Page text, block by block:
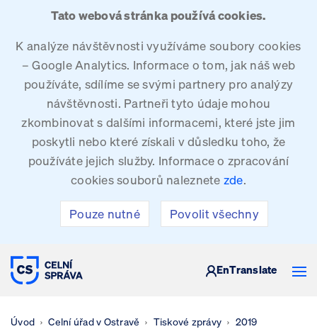
Tato webová stránka používá cookies.
K analýze návštěvnosti využíváme soubory cookies
– Google Analytics. Informace o tom, jak náš web
používáte, sdílíme se svými partnery pro analýzy
návštěvnosti. Partneři tyto údaje mohou
zkombinovat s dalšími informacemi, které jste jim
poskytli nebo které získali v důsledku toho, že
používáte jejich služby. Informace o zpracování
cookies souborů naleznete zde.
Pouze nutné Povolit všechny
CELNÍ SPRÁVA ČESKÉ REPUBLIKY
EnTranslate
Úvod Celní úřad v Ostravě Tiskové zprávy 2019